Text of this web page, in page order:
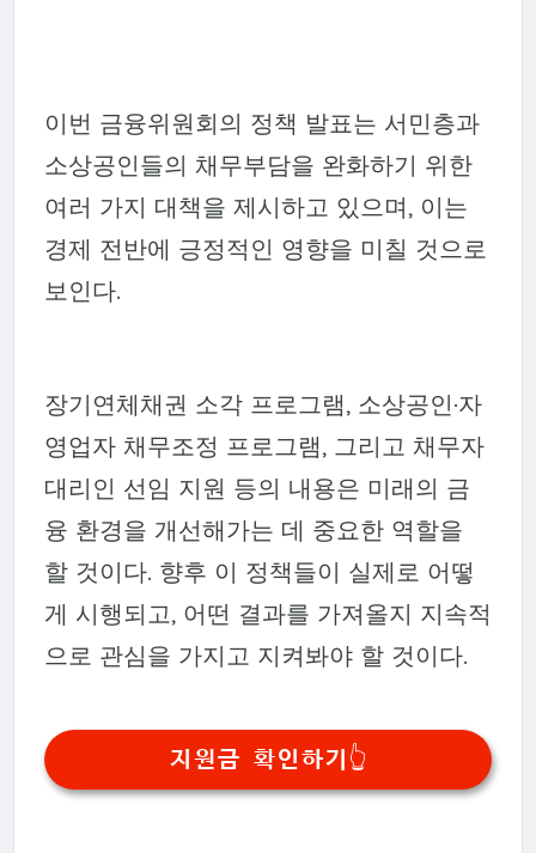
이번 금융위원회의 정책 발표는 서민층과
소상공인들의 채무부담을 완화하기 위한
여러 가지 대책을 제시하고 있으며, 이는
경제 전반에 긍정적인 영향을 미칠 것으로
보인다.
장기연체채권 소각 프로그램, 소상공인·자
영업자 채무조정 프로그램, 그리고 채무자
대리인 선임 지원 등의 내용은 미래의 금
융 환경을 개선해가는 데 중요한 역할을
할 것이다. 향후 이 정책들이 실제로 어떻
게 시행되고, 어떤 결과를 가져올지 지속적
으로 관심을 가지고 지켜봐야 할 것이다.
지원금 확인하기👆